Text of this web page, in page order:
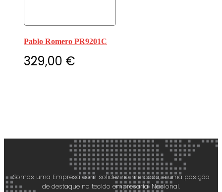
Pablo Romero PR9201C
329,00 €
Somos uma Empresa com solidez no mercado, e uma posição
de destaque no tecido empresarial Nacional.